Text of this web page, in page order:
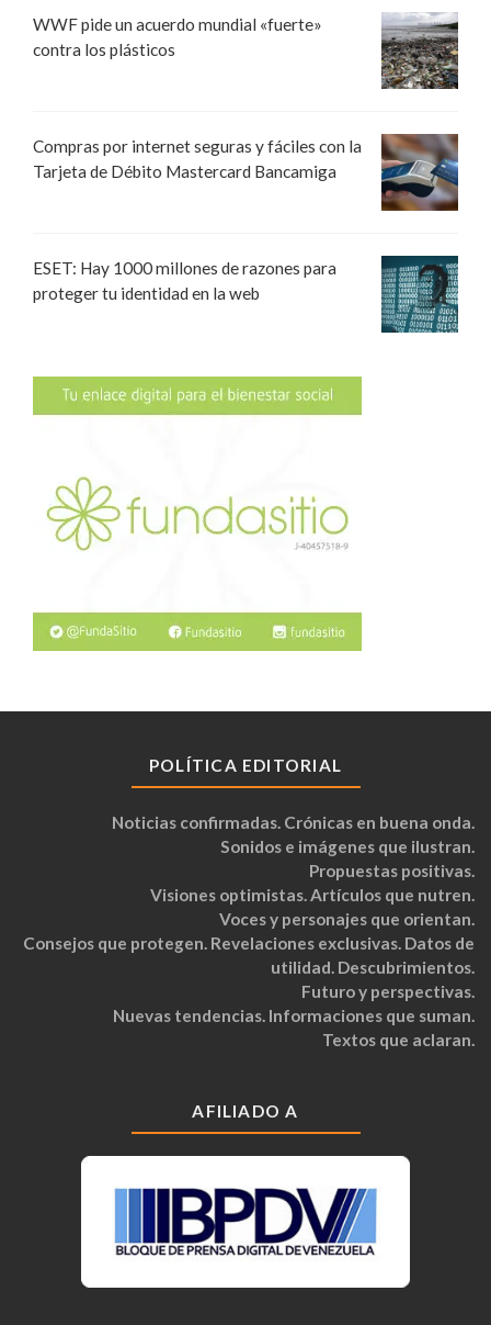
WWF pide un acuerdo mundial «fuerte»
contra los plásticos
Compras por internet seguras y fáciles con la
Tarjeta de Débito Mastercard Bancamiga
ESET: Hay 1000 millones de razones para
proteger tu identidad en la web
POLÍTICA EDITORIAL
Noticias confirmadas. Crónicas en buena onda.
Sonidos e imágenes que ilustran.
Propuestas positivas.
Visiones optimistas. Artículos que nutren.
Voces y personajes que orientan.
Consejos que protegen. Revelaciones exclusivas. Datos de
utilidad. Descubrimientos.
Futuro y perspectivas.
Nuevas tendencias. Informaciones que suman.
Textos que aclaran.
AFILIADO A